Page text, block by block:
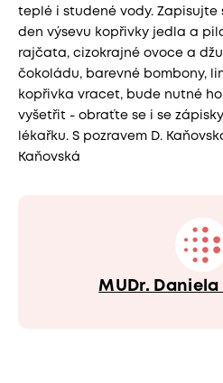
teplé i studené vody. Zapisujte
den výsevu kopřivky jedla a
rajčata, cizokrajné ovoce a
čokoládu, barevné bombony,
kopřivka vracet, bude nutné
vyšetřit - obraťte se i se
lékařku. S pozravem D.
Kaňovská
MUDr.